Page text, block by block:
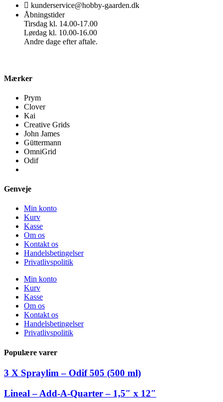
kunderservice@hobby-gaarden.dk
Åbningstider
Tirsdag kl. 14.00-17.00
Lørdag kl. 10.00-16.00
Andre dage efter aftale.
Mærker
Prym
Clover
Kai
Creative Grids
John James
Güttermann
OmniGrid
Odif
Genveje
Min konto
Kurv
Kasse
Om os
Kontakt os
Handelsbetingelser
Privatlivspolitik
Min konto
Kurv
Kasse
Om os
Kontakt os
Handelsbetingelser
Privatlivspolitik
Populære varer
3 X Spraylim – Odif 505 (500 ml)
Lineal – Add-A-Quarter – 1,5″ x 12″